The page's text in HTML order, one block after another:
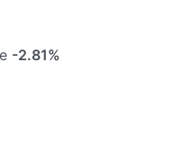
-2.81%